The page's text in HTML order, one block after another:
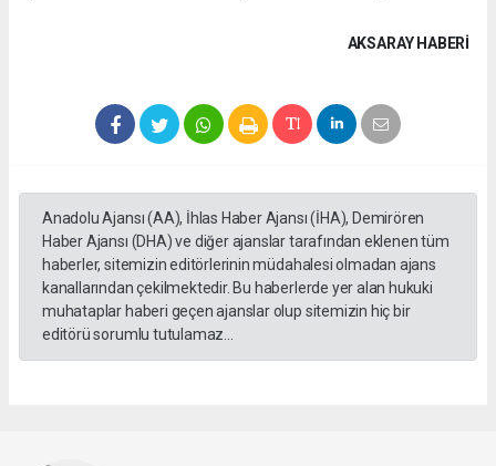
AKSARAY HABERİ
Anadolu Ajansı (AA), İhlas Haber Ajansı (İHA), Demirören
Haber Ajansı (DHA) ve diğer ajanslar tarafından eklenen tüm
haberler, sitemizin editörlerinin müdahalesi olmadan ajans
kanallarından çekilmektedir. Bu haberlerde yer alan hukuki
muhataplar haberi geçen ajanslar olup sitemizin hiç bir
editörü sorumlu tutulamaz...